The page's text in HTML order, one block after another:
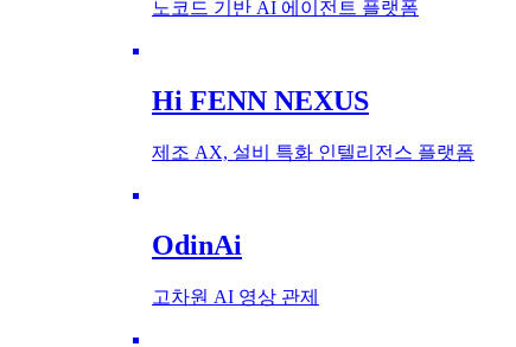
노코드 기반 AI 에이전트 플랫폼
Hi FENN NEXUS
제조 AX, 설비 특화 인텔리전스 플랫폼
OdinAi
고차원 AI 영상 관제